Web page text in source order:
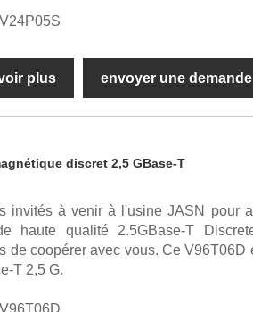
plus envoyer une demande
discret 2,5 GBase-T
invités à venir à l'usine JASN pour
haute qualité 2.5GBase-T
de coopérer avec vous. Ce
T 2,5 G.